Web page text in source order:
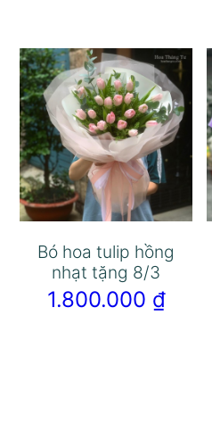
Bó hoa tulip hồng
nhạt tặng 8/3
1.800.000 ₫